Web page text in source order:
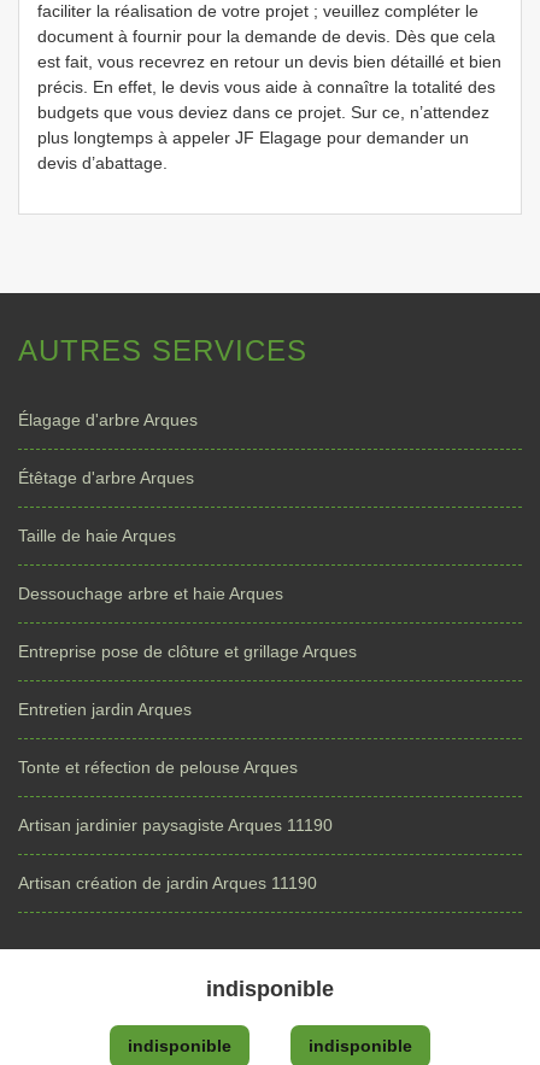
faciliter la réalisation de votre projet ; veuillez compléter le
document à fournir pour la demande de devis. Dès que cela
est fait, vous recevrez en retour un devis bien détaillé et bien
précis. En effet, le devis vous aide à connaître la totalité des
budgets que vous deviez dans ce projet. Sur ce, n’attendez
plus longtemps à appeler JF Elagage pour demander un
devis d’abattage.
AUTRES SERVICES
Élagage d'arbre Arques
Étêtage d'arbre Arques
Taille de haie Arques
Dessouchage arbre et haie Arques
Entreprise pose de clôture et grillage Arques
Entretien jardin Arques
Tonte et réfection de pelouse Arques
Artisan jardinier paysagiste Arques 11190
Artisan création de jardin Arques 11190
indisponible
indisponible indisponible